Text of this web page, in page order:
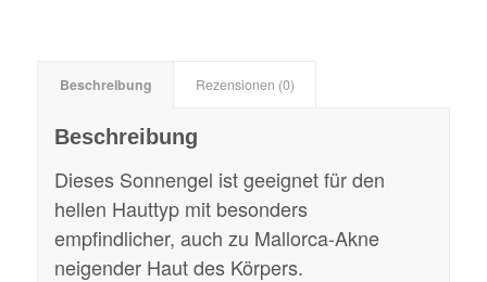
Beschreibung Rezensionen (0)
Beschreibung
Dieses Sonnengel ist geeignet für den
hellen Hauttyp mit besonders
empfindlicher, auch zu Mallorca-Akne
neigender Haut des Körpers.